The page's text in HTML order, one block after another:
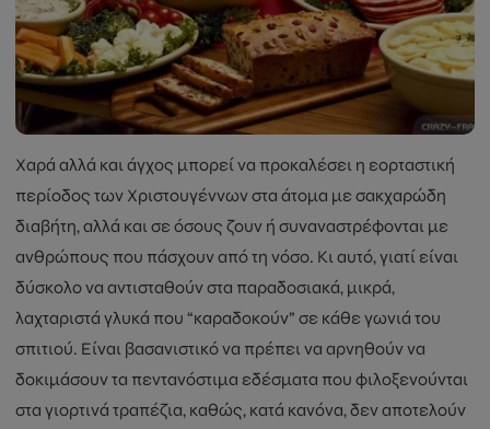
Χαρά αλλά και άγχος μπορεί να προκαλέσει η εορταστική
περίοδος των Χριστουγέννων στα άτομα με σακχαρώδη
διαβήτη, αλλά και σε όσους ζουν ή συναναστρέφονται με
ανθρώπους που πάσχουν από τη νόσο. Κι αυτό, γιατί είναι
δύσκολο να αντισταθούν στα παραδοσιακά, μικρά,
λαχταριστά γλυκά που “καραδοκούν” σε κάθε γωνιά του
σπιτιού. Είναι βασανιστικό να πρέπει να αρνηθούν να
δοκιμάσουν τα πεντανόστιμα εδέσματα που φιλοξενούνται
στα γιορτινά τραπέζια, καθώς, κατά κανόνα, δεν αποτελούν